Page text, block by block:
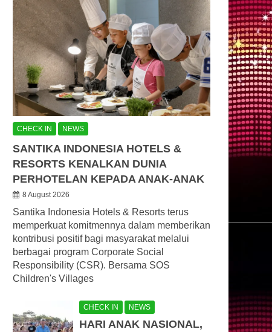
CHECK IN NEWS
SANTIKA INDONESIA HOTELS &
RESORTS KENALKAN DUNIA
PERHOTELAN KEPADA ANAK-ANAK
8 August 2026
Santika Indonesia Hotels & Resorts terus
memperkuat komitmennya dalam memberikan
kontribusi positif bagi masyarakat melalui
berbagai program Corporate Social
Responsibility (CSR). Bersama SOS
Children's Villages
CHECK IN NEWS
HARI ANAK NASIONAL,